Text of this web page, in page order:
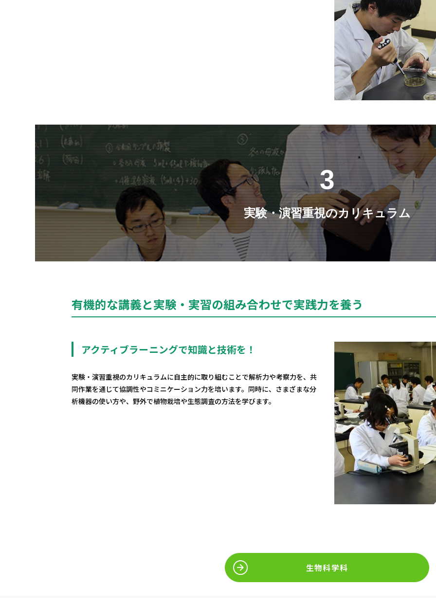
3
実験・演習重視のカリキュラム
有機的な講義と実験・実習の組み合わせで実践力を養う
アクティブラーニングで知識と技術を！
実験・演習重視のカリキュラムに自主的に取り組むことで解析力や考察力を、共
同作業を通じて協調性やコミニケーション力を培います。同時に、さまざまな分
析機器の使い方や、野外で植物栽培や生態調査の方法を学びます。
生物科学科